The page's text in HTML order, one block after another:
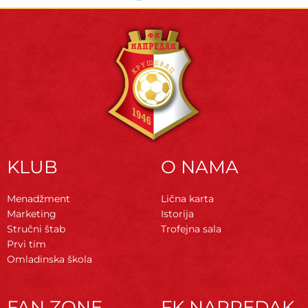
KLUB
Menadžment
Marketing
Stručni štab
Prvi tim
Omladinska škola
O NAMA
Lična karta
Istorija
Trofejna sala